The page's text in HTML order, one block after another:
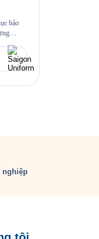
bảo
[…]
nghiệp